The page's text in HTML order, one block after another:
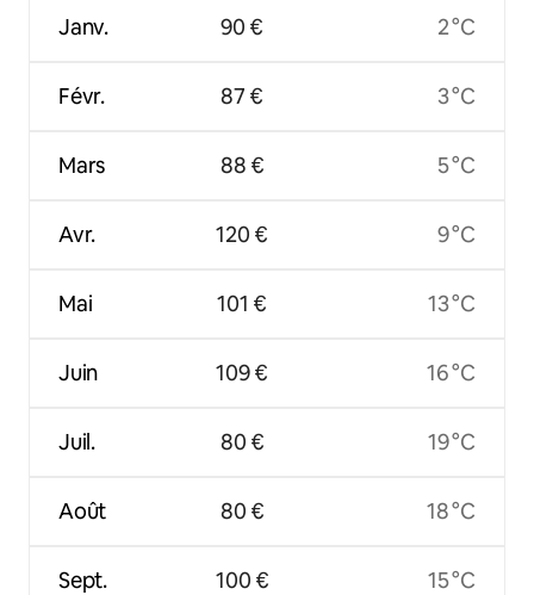
Janv.
Févr.
Mars
Avr.
Mai
Juin
Juil.
Août
Sept.
90 €
87 €
88 €
120 €
101 €
109 €
80 €
80 €
100 €
2 °C
3 °C
5 °C
9 °C
13 °C
16 °C
19 °C
18 °C
15 °C